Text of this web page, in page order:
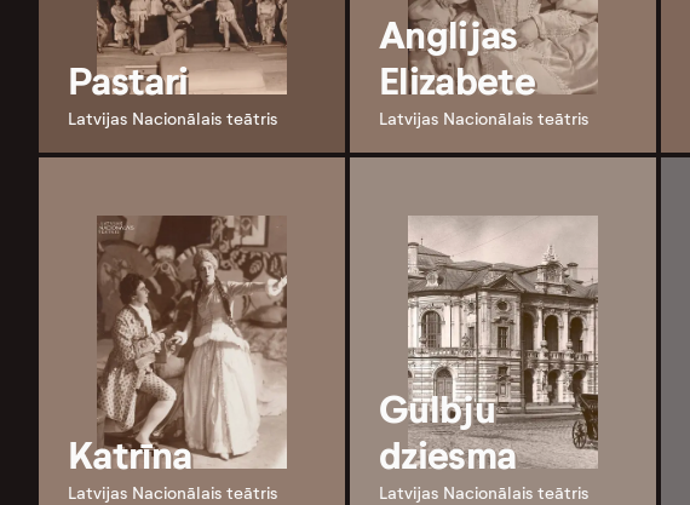
Pastari
Latvijas Nacionālais teātris
Anglijas
Elizabete
Latvijas Nacionālais teātris
Katrīna
Latvijas Nacionālais teātris
Gulbju
dziesma
Latvijas Nacionālais teātris